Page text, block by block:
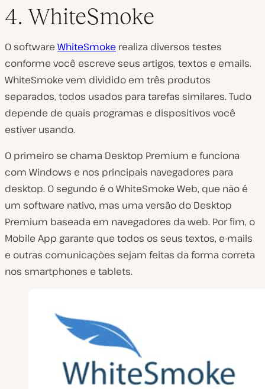
4. WhiteSmoke
O software WhiteSmoke realiza diversos testes
conforme você escreve seus artigos, textos e emails.
WhiteSmoke vem dividido em três produtos
separados, todos usados para tarefas similares. Tudo
depende de quais programas e dispositivos você
estiver usando.
O primeiro se chama Desktop Premium e funciona
com Windows e nos principais navegadores para
desktop. O segundo é o WhiteSmoke Web, que não é
um software nativo, mas uma versão do Desktop
Premium baseada em navegadores da web. Por fim, o
Mobile App garante que todos os seus textos, e-mails
e outras comunicações sejam feitas da forma correta
nos smartphones e tablets.